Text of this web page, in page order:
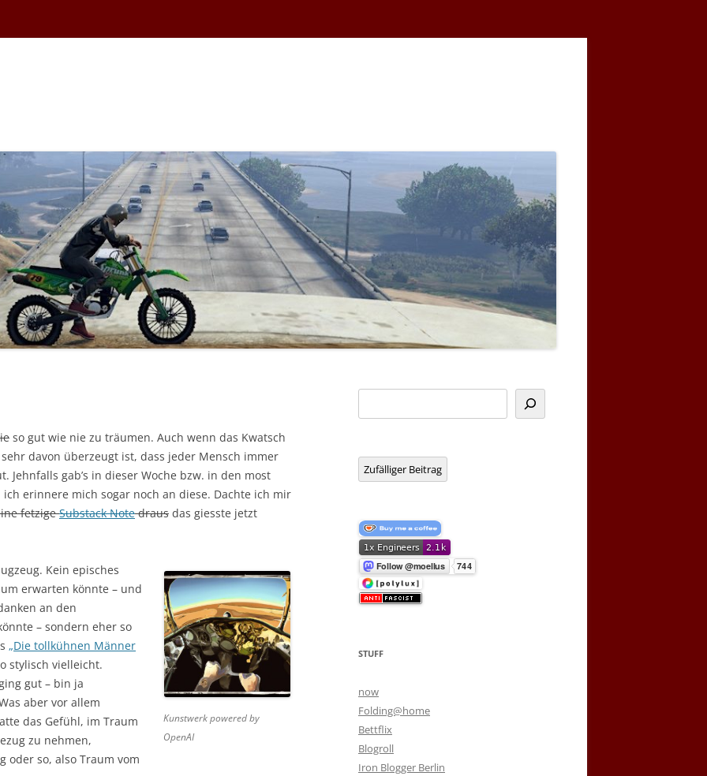
so gut wie nie zu träumen. Auch wenn das Kwatsch
davon überzeugt ist, dass jeder Mensch immer
Jehnfalls gab’s in dieser Woche bzw. in den most
erinnere mich sogar noch an diese. Dachte ich mir
fetzigeSubstack Notedraus das giesste jetzt
Kunstwerk powered by
OpenAI
Kein episches
erwarten könnte – und
an den
– sondern eher so
„Die tollkühnen Männer
stylisch vielleicht.
gut – bin ja
aber vor allem
das Gefühl, im Traum
zu nehmen,
oder so, also Traum vom
Zufälliger Beitrag
STUFF
now
Folding@home
Bettflix
Blogroll
Iron Blogger Berlin